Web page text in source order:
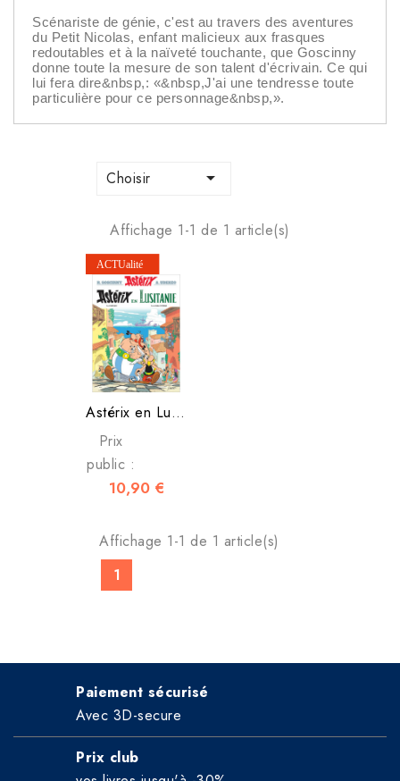
Scénariste de génie, c'est au travers des aventures
du Petit Nicolas, enfant malicieux aux frasques
redoutables et à la naïveté touchante, que Goscinny
donne toute la mesure de son talent d'écrivain. Ce qui
lui fera dire&nbsp,: «&nbsp,J'ai une tendresse toute
particulière pour ce personnage&nbsp,».
Choisir 
Affichage 1-1 de 1 article(s)
Astérix en Lusitanie Tome 41
Prix
public :
10,90 €
Affichage 1-1 de 1 article(s)
1
Paiement sécurisé
Avec 3D-secure
Prix club